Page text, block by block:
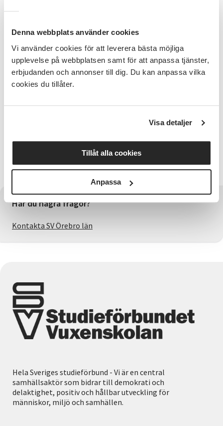
Denna webbplats använder cookies
Vi använder cookies för att leverera bästa möjliga
upplevelse på webbplatsen samt för att anpassa tjänster,
erbjudanden och annonser till dig. Du kan anpassa vilka
cookies du tillåter.
Visa detaljer
Tillåt alla cookies
Anpassa
gången i ordningen till årets hantverksmarknad
lördag den 65 september 10.00-15.00 i
hembygdsgården Sörberg.
Étt 30 tal hantverksutställare på plats som säljer allt
från konst, trä och textilhantverk till mathantverk.
och lotterier. OBS! Då föreningen har ett eget stånd
såsom bär, svamp, frukt eller annat mathantverk.
Välkomna till årets hemvändardag!
#kplö
Har du några frågor?
Kontakta SV Örebro län
Hela Sveriges studieförbund - Vi är en central
samhällsaktör som bidrar till demokrati och
delaktighet, positiv och hållbar utveckling för
människor, miljö och samhällen.